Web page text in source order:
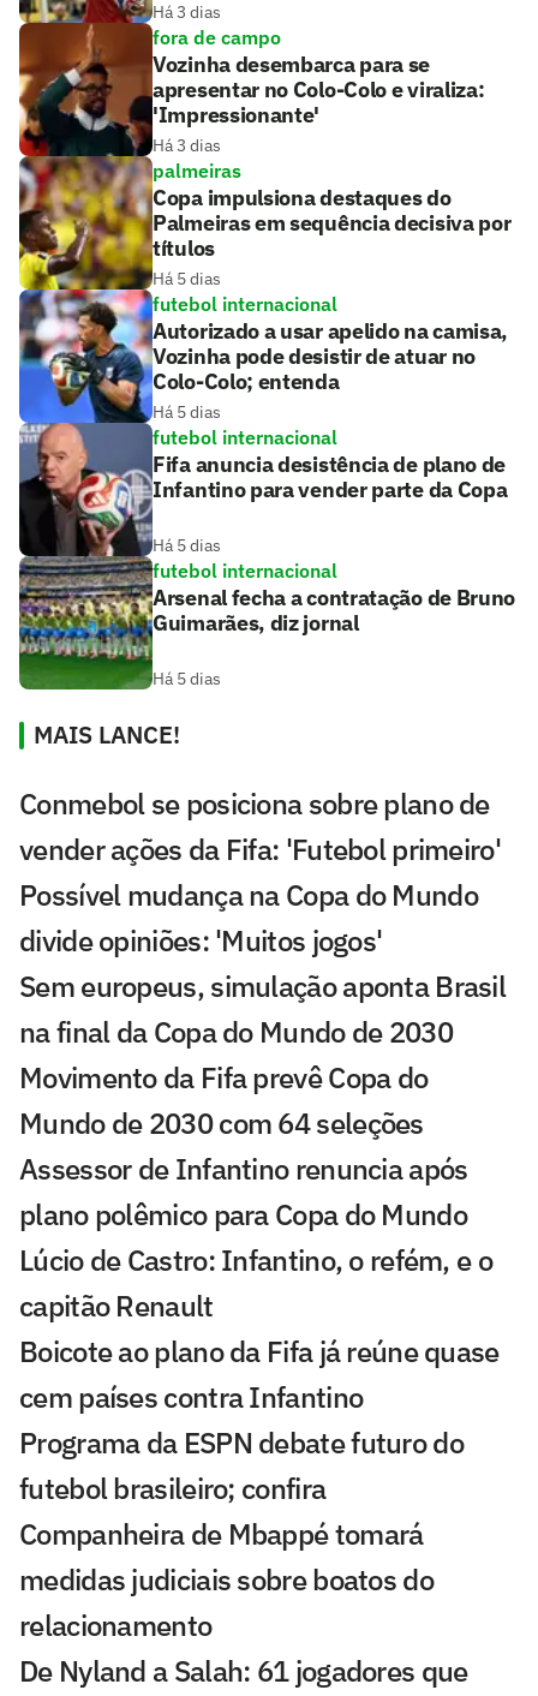
Há 3 dias
fora de campo
Vozinha desembarca para se
apresentar no Colo-Colo e viraliza:
'Impressionante'
Há 3 dias
palmeiras
Copa impulsiona destaques do
Palmeiras em sequência decisiva por
títulos
Há 5 dias
futebol internacional
Autorizado a usar apelido na camisa,
Vozinha pode desistir de atuar no
Colo-Colo; entenda
Há 5 dias
futebol internacional
Fifa anuncia desistência de plano de
Infantino para vender parte da Copa
Há 5 dias
futebol internacional
Arsenal fecha a contratação de Bruno
Guimarães, diz jornal
Há 5 dias
MAIS LANCE!
Conmebol se posiciona sobre plano de
vender ações da Fifa: 'Futebol primeiro'
Possível mudança na Copa do Mundo
divide opiniões: 'Muitos jogos'
Sem europeus, simulação aponta Brasil
na final da Copa do Mundo de 2030
Movimento da Fifa prevê Copa do
Mundo de 2030 com 64 seleções
Assessor de Infantino renuncia após
plano polêmico para Copa do Mundo
Lúcio de Castro: Infantino, o refém, e o
capitão Renault
Boicote ao plano da Fifa já reúne quase
cem países contra Infantino
Programa da ESPN debate futuro do
futebol brasileiro; confira
Companheira de Mbappé tomará
medidas judiciais sobre boatos do
relacionamento
De Nyland a Salah: 61 jogadores que